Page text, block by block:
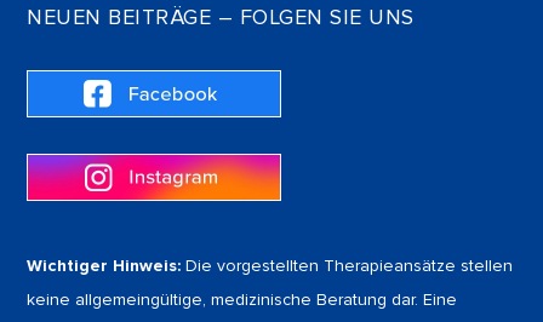
NEUEN BEITRÄGE – FOLGEN SIE UNS
Wichtiger Hinweis: Die vorgestellten Therapieansätze stellen
keine allgemeingültige, medizinische Beratung dar. Eine